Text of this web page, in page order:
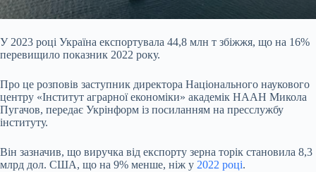
У 2023 році Україна експортувала 44,8 млн т збіжжя, що на 16%
перевищило показник 2022 року.
Про це розповів заступник директора Національного наукового
центру «Інститут аграрної економіки» академік НААН Микола
Пугачов, передає Укрінформ із посиланням на пресслужбу
інституту.
Він зазначив, що виручка від експорту зерна торік становила 8,3
млрд дол. США, що на 9% менше, ніж у 2022 році.